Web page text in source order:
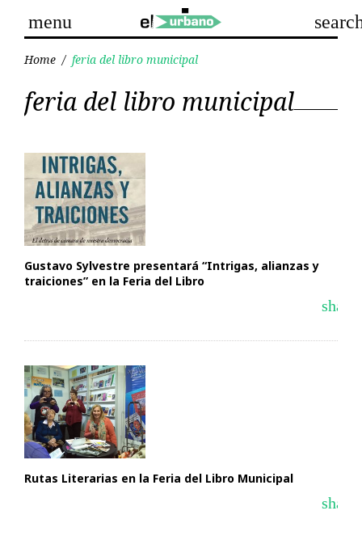
content
menu
Home / feria del libro municipal
feria
del
feria del libro municipal
Gustavo Sylvestre presentará “Intrigas, alianzas y
traiciones” en la Feria del Libro
share
Rutas Literarias en la Feria del Libro Municipal
share